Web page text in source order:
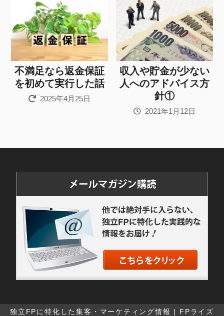
不満足なら返金保証
を初めて実行した話
2025年4月25日
収入や貯金が少ない
人へのアドバイス方
針①
2021年1月12日
独立FPに特化した集客・マーケティング情報 | FPライズ